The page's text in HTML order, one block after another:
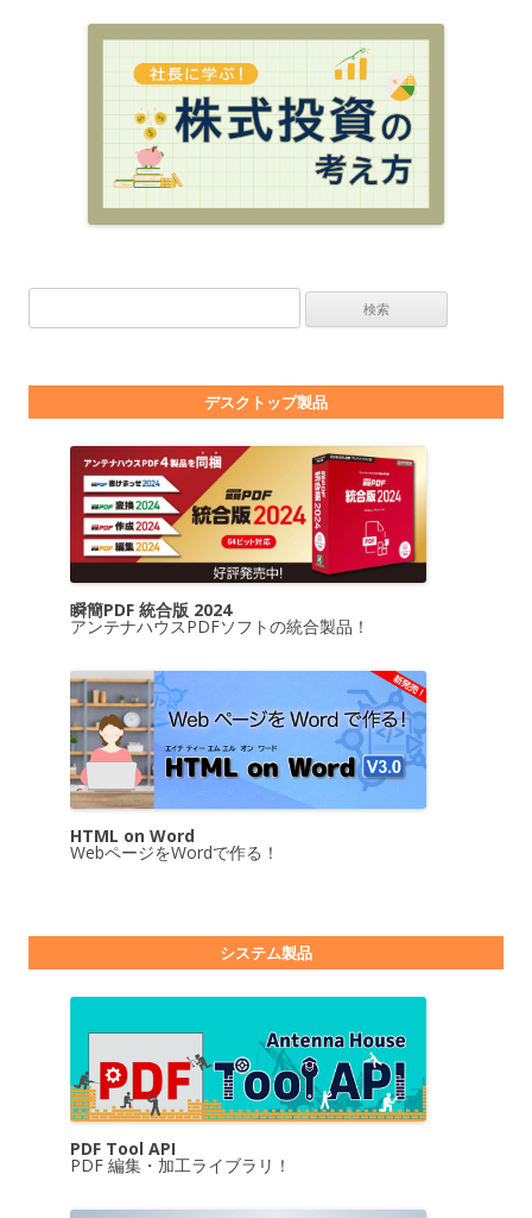
デスクトップ製品
瞬簡PDF 統合版 2024
アンテナハウスPDFソフトの統合製品！
HTML on Word
WebページをWordで作る！
システム製品
PDF Tool API
PDF 編集・加工ライブラリ！